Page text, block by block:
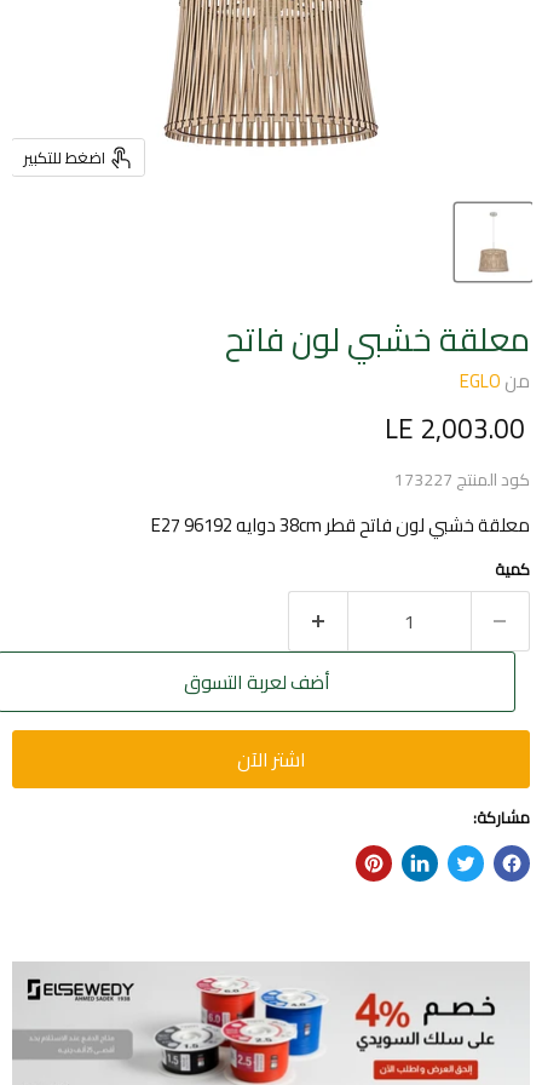
اضغط للتكبير
معلقة خشبي لون فاتح
منEGLO
السعر الحالي
LE 2,003.00
كود المنتج173227
معلقة خشبي لون فاتح قطر 38cm دوايه E27 96192
كمية
أضف لعربة التسوق
اشتر الآن
مشاركة: